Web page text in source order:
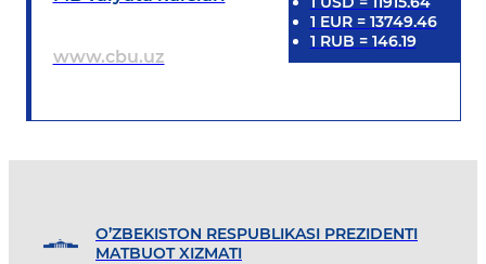
www.cbu.uz
1 EUR= 13749.46
1 RUB = 146.19
O’ZBEKISTON RESPUBLIKASI PREZIDENTI
MATBUOT XIZMATI